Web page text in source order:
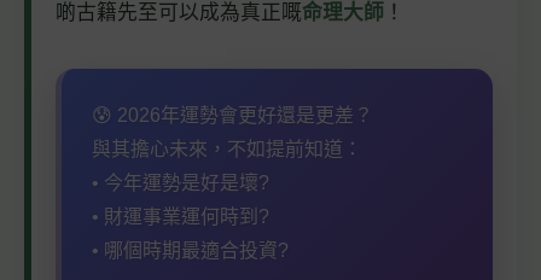
啲古籍先至可以成為真正嘅命理大師 ！
😰 2026年運勢會更好還是更差？
與其擔心未來，不如提前知道：
• 今年運勢是好是壞?
• 財運事業運何時到?
• 哪個時期最適合投資?